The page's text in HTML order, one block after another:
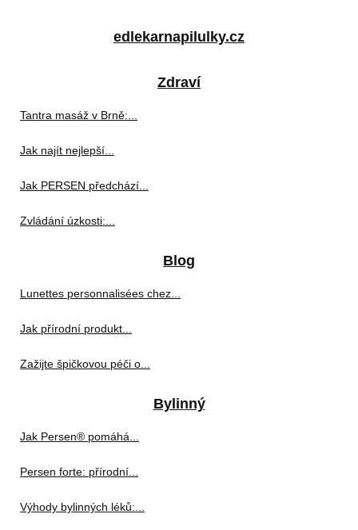
edlekarnapilulky.cz
Zdraví
Tantra masáž v Brně:...
Jak najít nejlepší...
Jak PERSEN předchází...
Zvládání úzkosti:...
Blog
Lunettes personnalisées chez...
Jak přírodní produkt...
Zažijte špičkovou péči o...
Bylinný
Jak Persen® pomáhá...
Persen forte: přírodní...
Výhody bylinných léků:...